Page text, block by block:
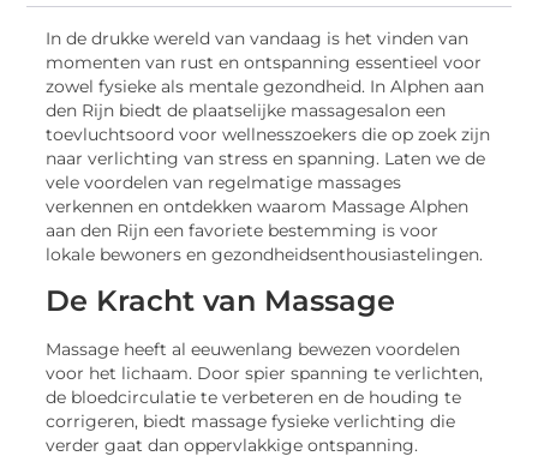
In de drukke wereld van vandaag is het vinden van
momenten van rust en ontspanning essentieel voor
zowel fysieke als mentale gezondheid. In Alphen aan
den Rijn biedt de plaatselijke massagesalon een
toevluchtsoord voor wellnesszoekers die op zoek zijn
naar verlichting van stress en spanning. Laten we de
vele voordelen van regelmatige massages
verkennen en ontdekken waarom Massage Alphen
aan den Rijn een favoriete bestemming is voor
lokale bewoners en gezondheidsenthousiastelingen.
De Kracht van Massage
Massage heeft al eeuwenlang bewezen voordelen
voor het lichaam. Door spier spanning te verlichten,
de bloedcirculatie te verbeteren en de houding te
corrigeren, biedt massage fysieke verlichting die
verder gaat dan oppervlakkige ontspanning.